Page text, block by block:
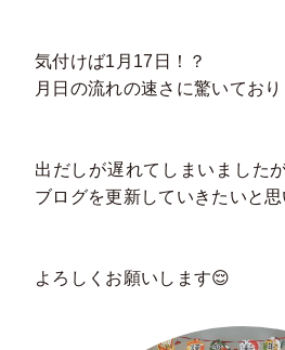
気付けば1月17日！？
月日の流れの速さに驚いてお
出だしが遅れてしまいました
ブログを更新していきたいと思
よろしくお願いします😌